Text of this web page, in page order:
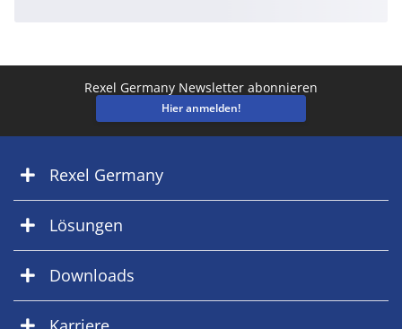
Rexel Germany Newsletter abonnieren
Hier anmelden!
Rexel Germany
Lösungen
Downloads